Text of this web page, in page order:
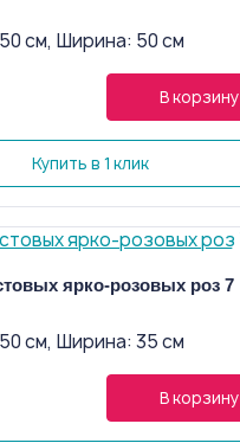
см, Ширина: 50 см
В корзину
Купить в 1 клик
ярко-розовых роз 7
см, Ширина: 35 см
В корзину